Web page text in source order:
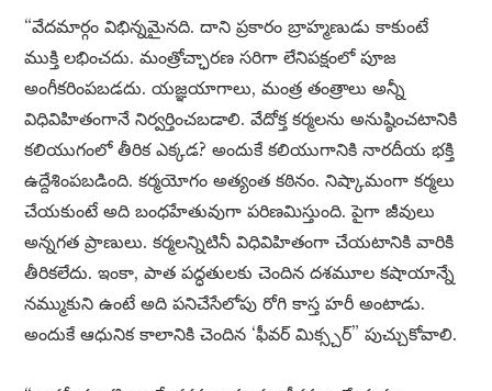
“వేదమార్గం విభిన్నమైనది. దాని ప్రకారం బ్రాహ్మణుడు కాకుంటే
ముక్తి లభించదు. మంత్రోచ్ఛారణ సరిగా లేనిపక్షంలో పూజ
అంగీకరింపబడదు. యజ్ఞయాగాలు, మంత్ర తంత్రాలు అన్నీ
విధివిహితంగానే నిర్వర్తించబడాలి. వేదోక్త కర్మలను అనుష్ఠించటానికి
కలియుగంలో తీరిక ఎక్కడ? అందుకే కలియుగానికి నారదీయ భక్తి
ఉద్దేశింపబడింది. కర్మయోగం అత్యంత కఠినం. నిష్కామంగా కర్మలు
చేయకుంటే అది బంధహేతువుగా పరిణమిస్తుంది. పైగా జీవులు
అన్నగత ప్రాణులు. కర్మలన్నిటినీ విధివిహితంగా చేయటానికి వారికి
తీరికలేదు. ఇంకా, పాత పద్ధతులకు చెందిన దశమూల కషాయాన్నే
నమ్ముకుని ఉంటే అది పనిచేసేలోపు రోగి కాస్త హరీ అంటాడు.
అందుకే ఆధునిక కాలానికి చెందిన ‘ఫీవర్ మిక్స్చర్” పుచ్చుకోవాలి.